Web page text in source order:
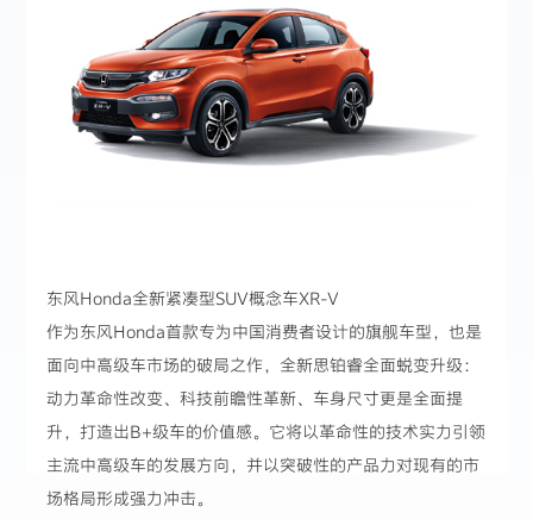
东风Honda全新紧凑型SUV概念车XR-V
作为东风Honda首款专为中国消费者设计的旗舰车型，也是
面向中高级车市场的破局之作，全新思铂睿全面蜕变升级：
动力革命性改变、科技前瞻性革新、车身尺寸更是全面提
升，打造出B+级车的价值感。它将以革命性的技术实力引领
主流中高级车的发展方向，并以突破性的产品力对现有的市
场格局形成强力冲击。